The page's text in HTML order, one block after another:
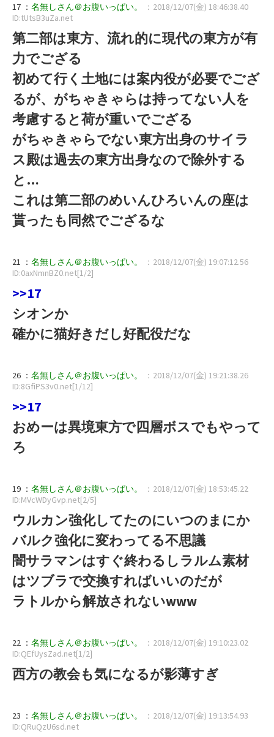
17 ： 名無しさん＠お腹いっぱい。
：2018/12/07(金) 18:46:38.40
ID:tUtsB3uZa.net
第二部は東方、流れ的に現代の東方が有
力でござる
初めて行く土地には案内役が必要でござ
るが、がちゃきゃらは持ってない人を
考慮すると荷が重いでござる
がちゃきゃらでない東方出身のサイラ
ス殿は過去の東方出身なので除外する
と…
これは第二部のめいんひろいんの座は
貰ったも同然でござるな
21 ： 名無しさん＠お腹いっぱい。
：2018/12/07(金) 19:07:12.56
ID:0axNmnBZ0.net[1/2]
>>17
シオンか
確かに猫好きだし好配役だな
26 ： 名無しさん＠お腹いっぱい。
：2018/12/07(金) 19:21:38.26
ID:8GfiPS3v0.net[1/12]
>>17
おめーは異境東方で四層ボスでもやって
ろ
19 ： 名無しさん＠お腹いっぱい。
：2018/12/07(金) 18:53:45.22
ID:MVcWDyGvp.net[2/5]
ウルカン強化してたのにいつのまにか
バルク強化に変わってる不思議
闇サラマンはすぐ終わるしラルム素材
はツブラで交換すればいいのだが
ラトルから解放されないwww
22 ： 名無しさん＠お腹いっぱい。
：2018/12/07(金) 19:10:23.02
ID:QEfUysZad.net[1/2]
西方の教会も気になるが影薄すぎ
23 ： 名無しさん＠お腹いっぱい。
：2018/12/07(金) 19:13:54.93
ID:QRuQzU6sd.net